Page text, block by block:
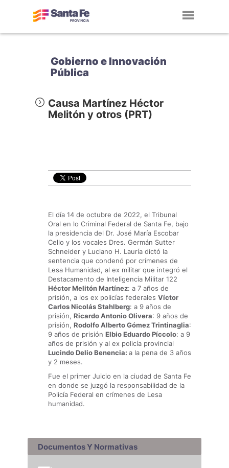
Gobierno e Innovación
Pública
Causa Martínez Héctor
Melitón y otros (PRT)
El día 14 de octubre de 2022, el Tribunal
Oral en lo Criminal Federal de Santa Fe, bajo
la presidencia del Dr. José María Escobar
Cello y los vocales Dres. Germán Sutter
Schneider y Luciano H. Lauría dictó la
sentencia que condenó por crímenes de
Lesa Humanidad, al ex militar que integró el
Destacamento de Inteligencia Militar 122
Héctor Melitón Martínez: a 7 años de
prisión, a los ex policías federales Víctor
Carlos Nicolás Stahlberg: a 9 años de
prisión, Ricardo Antonio Olivera: 9 años de
prisión, Rodolfo Alberto Gómez Trintinaglia:
9 años de prisión Elbio Eduardo Píccolo: a 9
años de prisión y al ex policía provincial
Lucindo Delio Benencia: a la pena de 3 años
y 2 meses.
Fue el primer Juicio en la ciudad de Santa Fe
en donde se juzgó la responsabilidad de la
Policía Federal en crímenes de Lesa
humanidad.
Documentos Y Normativas